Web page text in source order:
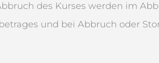
des Kurses werden im
und bei Abbruch oder